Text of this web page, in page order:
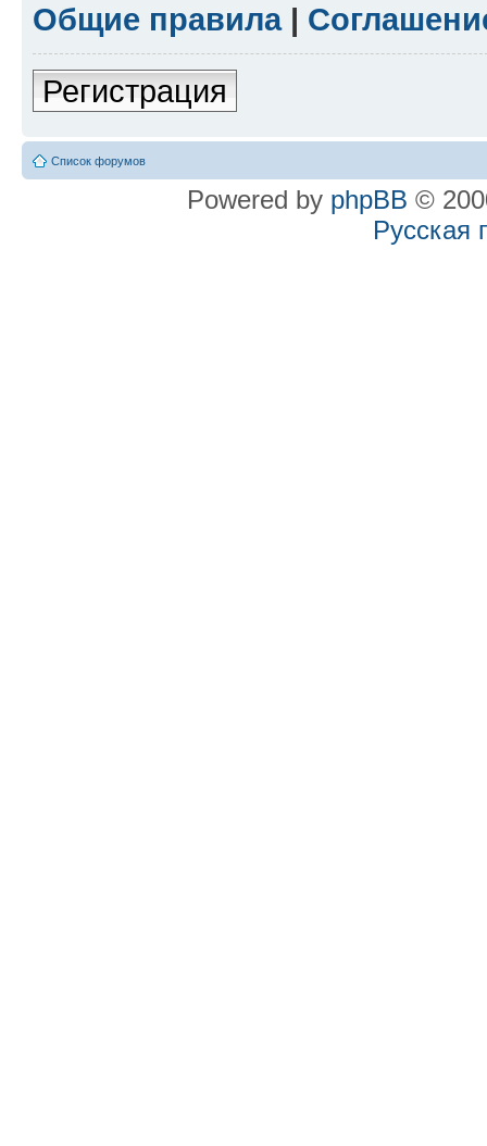
Общие правила|
Регистрация
Список форумов
Powered by phpBB ©
Русская